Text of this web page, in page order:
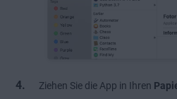
Ziehen Sie die App in Ihren